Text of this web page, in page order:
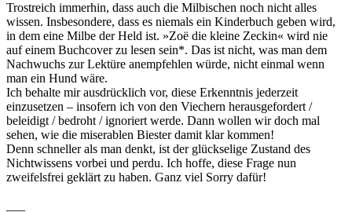
Trostreich immerhin, dass auch die Milbischen noch nicht alles
wissen. Insbesondere, dass es niemals ein Kinderbuch geben wird,
in dem eine Milbe der Held ist. »Zoë die kleine Zeckin« wird nie
auf einem Buchcover zu lesen sein*. Das ist nicht, was man dem
Nachwuchs zur Lektüre anempfehlen würde, nicht einmal wenn
man ein Hund wäre.
Ich behalte mir ausdrücklich vor, diese Erkenntnis jederzeit
einzusetzen – insofern ich von den Viechern herausgefordert /
beleidigt / bedroht / ignoriert werde. Dann wollen wir doch mal
sehen, wie die miserablen Biester damit klar kommen!
Denn schneller als man denkt, ist der glückselige Zustand des
Nichtwissens vorbei und perdu. Ich hoffe, diese Frage nun
zweifelsfrei geklärt zu haben. Ganz viel Sorry dafür!